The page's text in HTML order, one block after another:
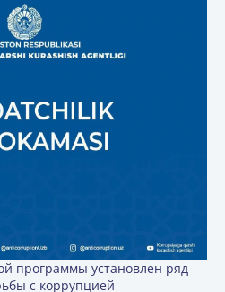
программы установлен ряд
с коррупцией